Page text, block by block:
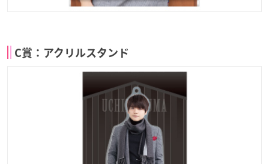
C賞：アクリルスタンド